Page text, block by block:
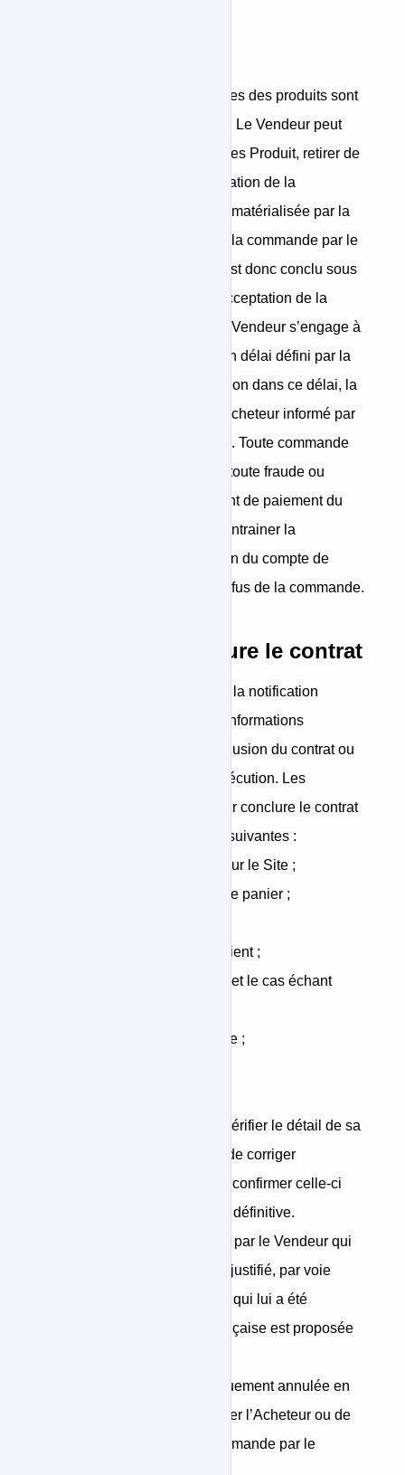
Les caractéristiques essentielles des produits sont
présentées sur la Marketplace. Le Vendeur peut
réactualiser, améliorer ses fiches Produit, retirer de
la vente ses produits. L’acceptation de la
commande par le Vendeur est matérialisée par la
notification de confirmation de la commande par le
Vendeur. Le contrat de vente est donc conclu sous
la condition suspensive de l’acceptation de la
commande par le Vendeur. Le Vendeur s’engage à
accepter la commande dans un délai défini par la
Marketplace. Faute d’acceptation dans ce délai, la
commande sera annulée et l’Acheteur informé par
notification de cette annulation. Toute commande
anormale ou de mauvaise foi, toute fraude ou
tentative de fraude, tout incident de paiement du
prix d’une commande pourra entrainer la
suppression et/ou désactivation du compte de
l’Acheteur concerné et/ou le refus de la commande.
Etapes pour conclure le contrat
L’Acheteur accepte l’usage de la notification
électronique pour l’envoi des informations
demandées en vue de la conclusion du contrat ou
adressées au cours de son exécution. Les
différentes étapes à suivre pour conclure le contrat
par voie électronique sont les suivantes :
• Création d’un compte client sur le Site ;
• Sélection des produits dans le panier ;
• Identification via le compte client ;
• Vérification de la commande et le cas échant
• Confirmation de la commande ;
L’Acheteur a la possibilité de vérifier le détail de sa
commande et son prix total et de corriger
d'éventuelles erreurs avant de confirmer celle-ci
pour exprimer son acceptation définitive.
• Acceptation de la commande par le Vendeur qui
accuse réception sans délai injustifié, par voie
électronique, de la commande qui lui a été
adressée. Seule la langue française est proposée
• La commande est automatiquement annulée en
cas de d’impossibilité de débiter l’Acheteur ou de
défaut d’acceptation de la commande par le